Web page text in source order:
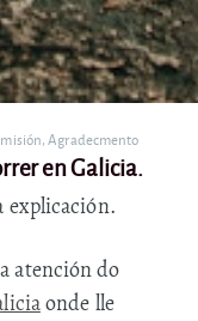
,Agradecmento
en Galicia.
explicación.
atención do
onde lle